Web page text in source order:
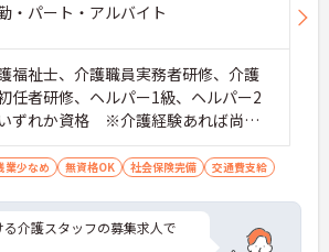
・パート・アルバイト
福祉士、介護職員実務者研修、介護
任者研修、ヘルパー1級、ヘルパー2
ずれか資格 ※介護経験あれば尚
資格・未経験応相談 ■普通自動車
許（AT限定可）
業少なめ 無資格OK 社会保険完備 交通費支給
介護スタッフの募集求人で